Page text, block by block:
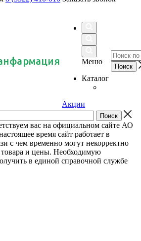
Меню
Каталог
Акции
вас на официальном сайте АО
время сайт работает в
с чем временно могут некорректно
товара и цены. Необходимую
в единой справочной службе